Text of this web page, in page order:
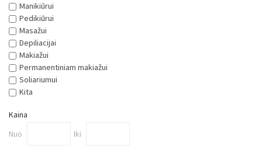
Manikiūrui
Pedikiūrui
Masažui
Depiliacijai
Makiažui
Permanentiniam makiažui
Soliariumui
Kita
Kaina
Nuo
Iki